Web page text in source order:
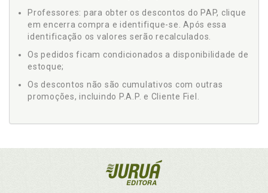
Professores: para obter os descontos do PAP, clique
em encerra compra e identifique-se. Após essa
identificação os valores serão recalculados.
Os pedidos ficam condicionados a disponibilidade de
estoque;
Os descontos não são cumulativos com outras
promoções, incluindo P.A.P. e Cliente Fiel.